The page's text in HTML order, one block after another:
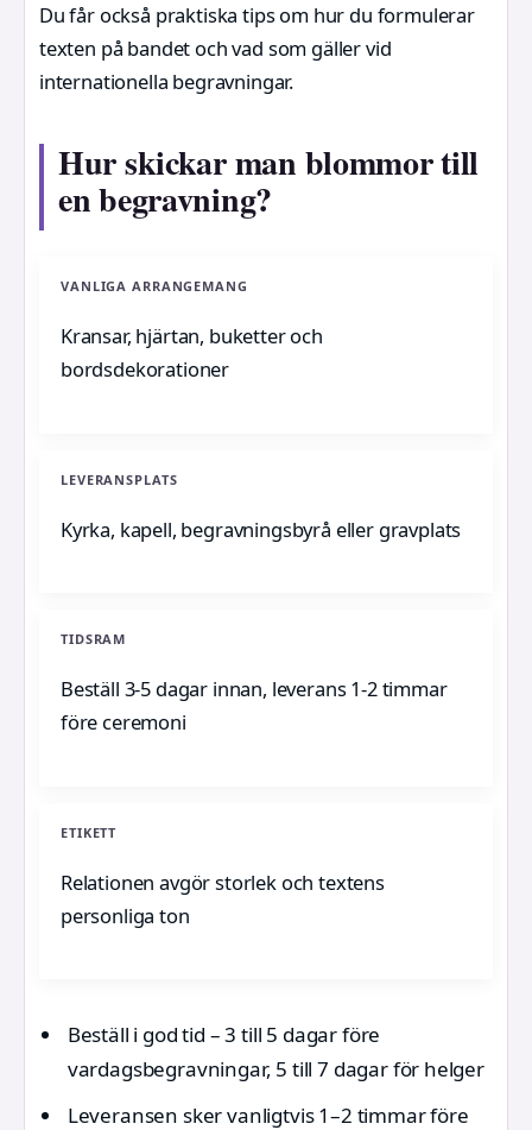
Du får också praktiska tips om hur du formulerar
texten på bandet och vad som gäller vid
internationella begravningar.
Hur skickar man blommor till
en begravning?
VANLIGA ARRANGEMANG
Kransar, hjärtan, buketter och
bordsdekorationer
LEVERANSPLATS
Kyrka, kapell, begravningsbyrå eller gravplats
TIDSRAM
Beställ 3-5 dagar innan, leverans 1-2 timmar
före ceremoni
ETIKETT
Relationen avgör storlek och textens
personliga ton
Beställ i god tid – 3 till 5 dagar före
vardagsbegravningar, 5 till 7 dagar för helger
Leveransen sker vanligtvis 1–2 timmar före